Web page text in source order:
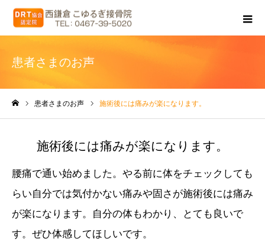
患者さまのお声
患者さまのお声 施術後には痛みが楽になります。
施術後には痛みが楽になります。
腰痛で通い始めました。やる前に体をチェックしても
らい自分では気付かない痛みや固さが施術後には痛み
が楽になります。自分の体もわかり、とても良いで
す。ぜひ体感してほしいです。